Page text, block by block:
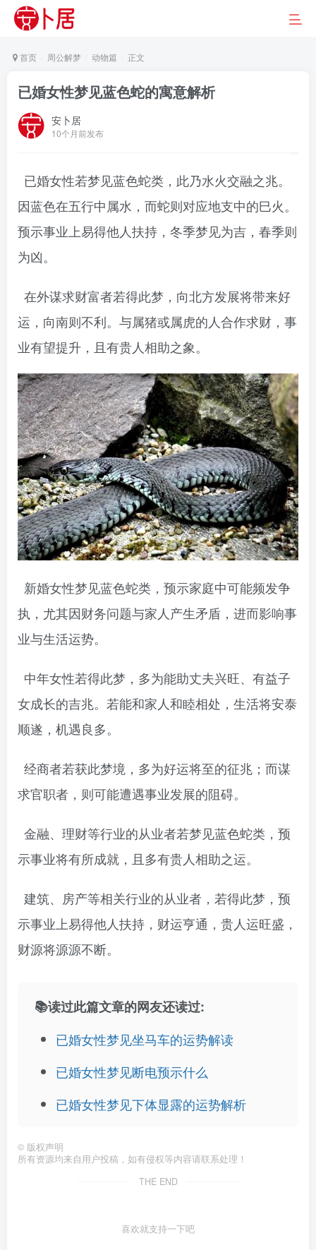
首页 周公解梦 动物篇 正文
已婚女性梦见蓝色蛇的寓意解析
安卜居
10个月前发布
已婚女性若梦见蓝色蛇类，此乃水火交融之兆。
因蓝色在五行中属水，而蛇则对应地支中的巳火。
预示事业上易得他人扶持，冬季梦见为吉，春季则
为凶。
在外谋求财富者若得此梦，向北方发展将带来好
运，向南则不利。与属猪或属虎的人合作求财，事
业有望提升，且有贵人相助之象。
新婚女性梦见蓝色蛇类，预示家庭中可能频发争
执，尤其因财务问题与家人产生矛盾，进而影响事
业与生活运势。
中年女性若得此梦，多为能助丈夫兴旺、有益子
女成长的吉兆。若能和家人和睦相处，生活将安泰
顺遂，机遇良多。
经商者若获此梦境，多为好运将至的征兆；而谋
求官职者，则可能遭遇事业发展的阻碍。
金融、理财等行业的从业者若梦见蓝色蛇类，预
示事业将有所成就，且多有贵人相助之运。
建筑、房产等相关行业的从业者，若得此梦，预
示事业上易得他人扶持，财运亨通，贵人运旺盛，
财源将源源不断。
📚读过此篇文章的网友还读过:
已婚女性梦见坐马车的运势解读
已婚女性梦见断电预示什么
已婚女性梦见下体显露的运势解析
© 版权声明
所有资源均来自用户投稿，如有侵权等内容请联系处理！
THE END
喜欢就支持一下吧